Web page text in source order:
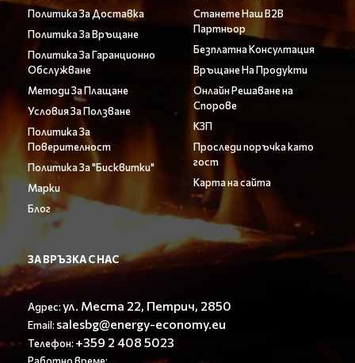
Политика За Доставка
Политика За Връщане
Политика За Гаранционно
Обслужване
Методи За Плащане
Условия За Ползване
Политика За
Поверителност
Политика За "Бисквитки"
Марки
Блог
Станете Наш B2B
Партньор
Безплатна Консултация
Връщане На Продукти
Онлайн Решаване на
Спорове
КЗП
Проследи поръчка като
гост
Карта на сайта
ЗА ВРЪЗКА С НАС
Адрес:ул. Места 22, Петрич, 2850
Email: salesbg@energy-economy.eu
Телефон: +359 2 408 5023